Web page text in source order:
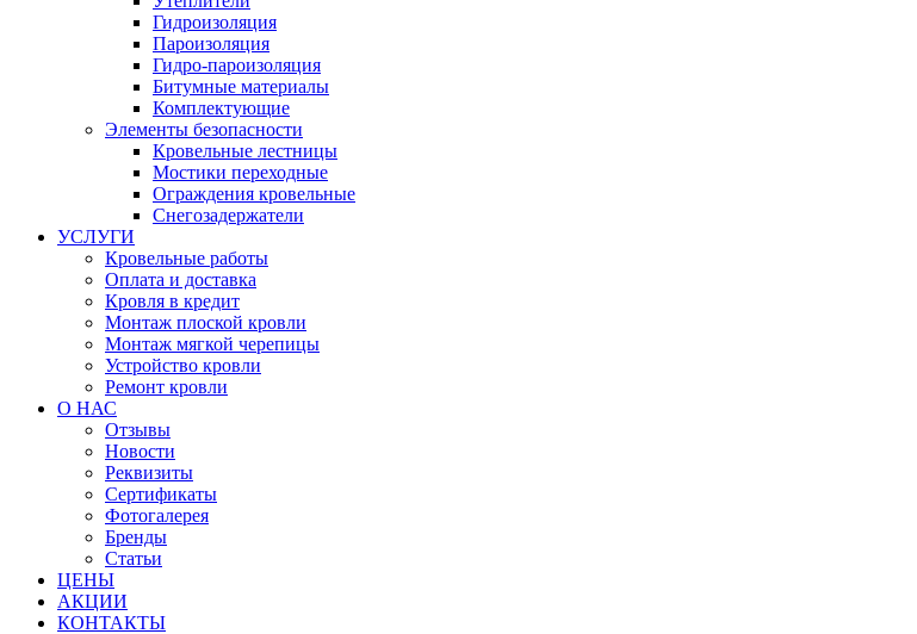
Гидроизоляция
Пароизоляция
Гидро-пароизоляция
Битумные материалы
Комплектующие
Элементы безопасности
Кровельные лестницы
Мостики переходные
Ограждения кровельные
Снегозадержатели
УСЛУГИ
Кровельные работы
Оплата и доставка
Кровля в кредит
Монтаж плоской кровли
Монтаж мягкой черепицы
Устройство кровли
Ремонт кровли
О НАС
Отзывы
Новости
Реквизиты
Сертификаты
Фотогалерея
Бренды
Статьи
ЦЕНЫ
АКЦИИ
КОНТАКТЫ